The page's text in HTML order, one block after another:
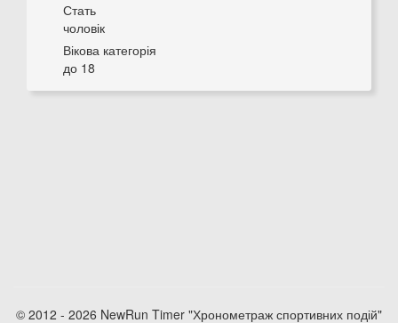
Стать
чоловік
Вікова категорія
до 18
© 2012 - 2026 NewRun Timer "Хронометраж спортивних подій"